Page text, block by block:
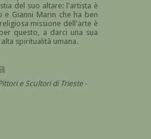
del suo altare: l'artista è
e Gianni Marin che ha ben
missione dell'arte è
questo, a darci una sua
spiritualità umana.
e Scultori di Trieste -